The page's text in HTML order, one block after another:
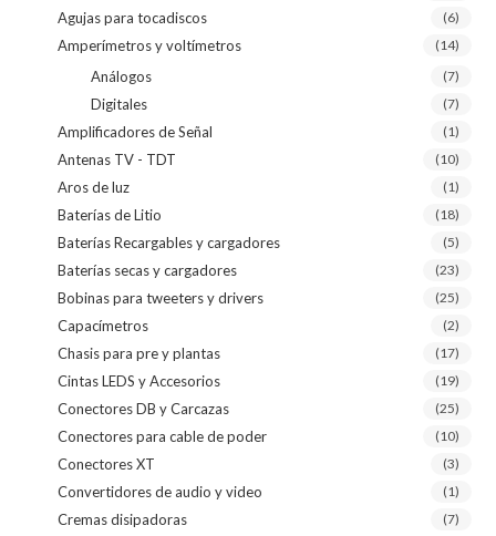
Agujas para tocadiscos (6)
Amperímetros y voltímetros (14)
Análogos (7)
Digitales (7)
Amplificadores de Señal (1)
Antenas TV - TDT (10)
Aros de luz (1)
Baterías de Litio (18)
Baterías Recargables y cargadores (5)
Baterías secas y cargadores (23)
Bobinas para tweeters y drivers (25)
Capacímetros (2)
Chasis para pre y plantas (17)
Cintas LEDS y Accesorios (19)
Conectores DB y Carcazas (25)
Conectores para cable de poder (10)
Conectores XT (3)
Convertidores de audio y video (1)
Cremas disipadoras (7)